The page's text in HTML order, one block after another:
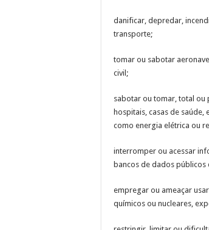
danificar, depredar,
transporte;
tomar ou sabotar
civil;
sabotar ou tomar, total ou
hospitais, casas de saúde,
como energia elétrica ou
interromper ou acessar
bancos de dados públicos
empregar ou ameaçar
químicos ou nucleares,